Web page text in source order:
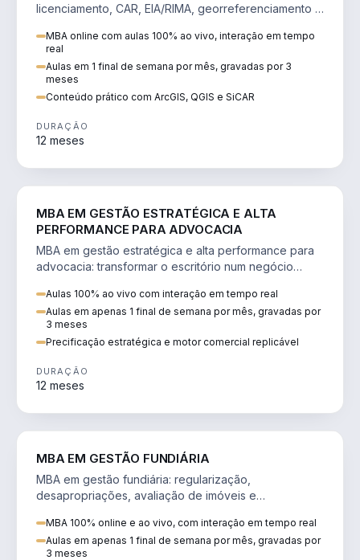
licenciamento, CAR, EIA/RIMA, georreferenciamento e
MBA online com aulas 100% ao vivo, interação em tempo
real
Aulas em 1 final de semana por mês, gravadas por 3
meses
Conteúdo prático com ArcGIS, QGIS e SiCAR
DURAÇÃO
12 meses
MBA EM GESTÃO ESTRATÉGICA E ALTA
PERFORMANCE PARA ADVOCACIA
MBA em gestão estratégica e alta performance para
advocacia: transformar o escritório num negócio
Aulas 100% ao vivo com interação em tempo real
Aulas em apenas 1 final de semana por mês, gravadas por
3 meses
Precificação estratégica e motor comercial replicável
DURAÇÃO
12 meses
MBA EM GESTÃO FUNDIÁRIA
MBA em gestão fundiária: regularização,
desapropriações, avaliação de imóveis e
MBA 100% online e ao vivo, com interação em tempo real
Aulas em apenas 1 final de semana por mês, gravadas por
3 meses